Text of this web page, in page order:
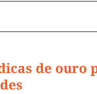
de ouro